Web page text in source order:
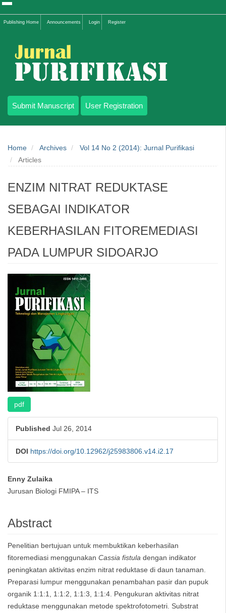
Quick
jump
content
Content
Publishing Home Announcements Login Register
Submit Manuscript User Registration
Home Archives
Vol 14 No 2 (2014): Jurnal Purifikasi
Articles
ENZIM NITRAT REDUKTASE
SEBAGAI INDIKATOR
KEBERHASILAN FITOREMEDIASI
PADA LUMPUR SIDOARJO
Article
Sidebar
pdf
Published Jul 26, 2014
DOI https://doi.org/10.12962/j25983806.v14.i2.17
Main
Content
Enny Zulaika
Jurusan Biologi FMIPA – ITS
Abstract
Penelitian bertujuan untuk membuktikan keberhasilan
fitoremediasi menggunakan Cassia fistula dengan indikator
peningkatan aktivitas enzim nitrat reduktase di daun tanaman.
Preparasi lumpur menggunakan penambahan pasir dan pupuk
organik 1:1:1, 1:1:2, 1:1:3, 1:1:4. Pengukuran aktivitas nitrat
reduktase menggunakan metode spektrofotometri. Substrat